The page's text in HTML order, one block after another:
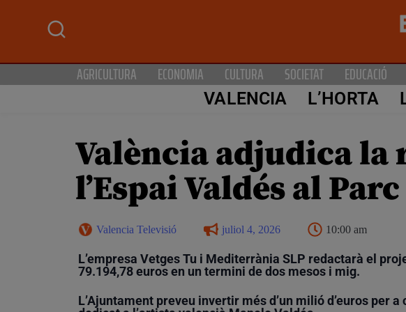
AGRICULTURA ECONOMIA CULTURA SOCIETAT EDUCACIÓ
VALENCIA L’HORTA
València adjudica la
l’Espai Valdés al
Valencia Televisió juliol 4, 2026 10:00 am
L’empresa Vetges Tu i Mediterrània SLP redactarà el
79.194,78 euros en un termini de dos mesos i mig.
L’Ajuntament preveu invertir més d’un milió d’euros per a